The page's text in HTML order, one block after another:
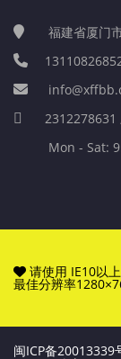
福建省厦门
2312278631
Mon - Sat:
请使用 IE10以
最佳分辨率
闽ICP备20013339